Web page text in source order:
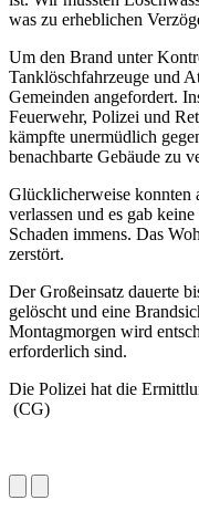
was zu erheblichen
Um den Brand unter
Tanklöschfahrzeuge und
Gemeinden angefordert.
Feuerwehr, Polizei und
kämpfte unermüdlich
benachbarte Gebäude zu
Glücklicherweise konnten
verlassen und es gab
Schaden immens. Das
zerstört.
Der Großeinsatz dauerte
gelöscht und eine
Montagmorgen wird
erforderlich sind.
Die Polizei hat die
(CG)